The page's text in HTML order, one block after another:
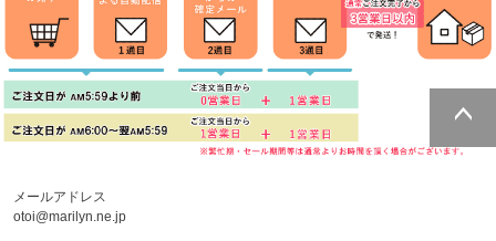
ページトッ
メールアドレス
otoi@marilyn.ne.jp